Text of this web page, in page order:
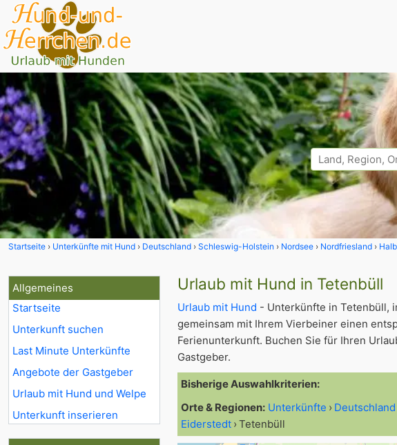
Startseite Unterkünfte mit Hund Deutschland Schleswig-Holstein Nordsee Nordfriesland
Allgemeines
Startseite
Unterkunft suchen
Last Minute Unterkünfte
Angebote der Gastgeber
Urlaub mit Hund und Welpe
Unterkunft inserieren
Urlaub mit Hund in Tetenbüll
Urlaub mit Hund - Unterkünfte in Tetenbüll,
gemeinsam mit Ihrem Vierbeiner einen
Ferienunterkunft. Buchen Sie für Ihren
Gastgeber.
Bisherige Auswahlkriterien:
Orte & Regionen: Unterkünfte Deutschland
Eiderstedt Tetenbüll